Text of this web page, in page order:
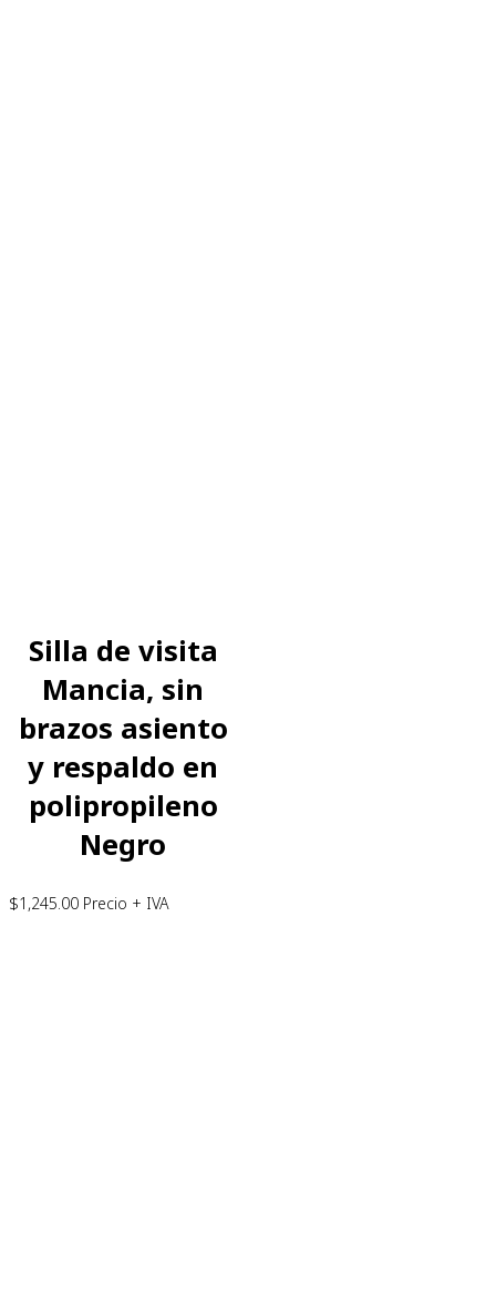
Silla de visita
Mancia, sin
brazos asiento
y respaldo en
polipropileno
Negro
$1,245.00 Precio + IVA